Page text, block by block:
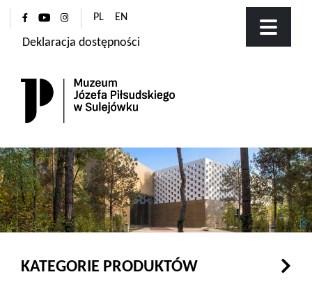
Deklaracja dostępności
PL EN
KATEGORIE PRODUKTÓW